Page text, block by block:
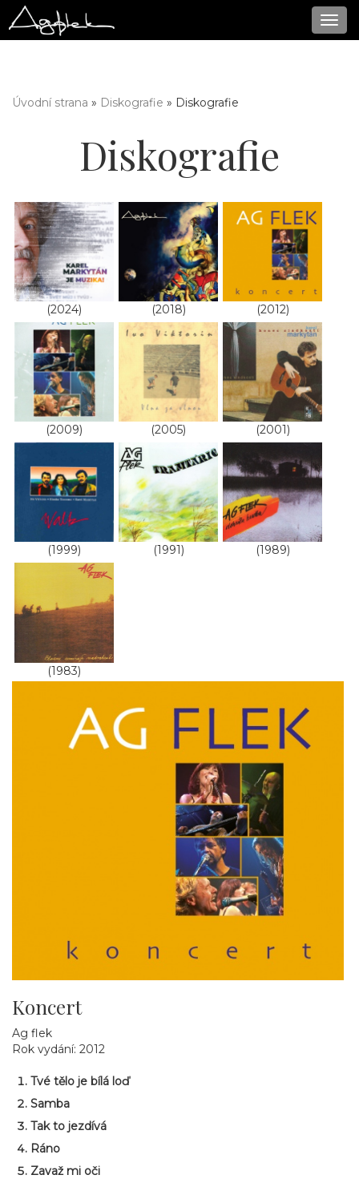
Jste zde
Úvodní strana » Diskografie » Diskografie
Diskografie
(2024) (2018) (2012)
(2009) (2005) (2001)
(1999) (1991) (1989)
(1983)
Koncert
Ag flek
Rok vydání: 2012
Tvé tělo je bílá loď
Samba
Tak to jezdívá
Ráno
Zavaž mi oči